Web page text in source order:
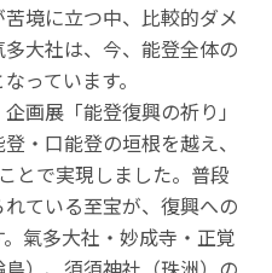
境に立つ中、比較的ダメ
大社は、今、能登全体の
っています。
画展「能登復興の祈り」
・口能登の垣根を越え、
とで実現しました。普段
ている至宝が、復興への
氣多大社・妙成寺・正覚